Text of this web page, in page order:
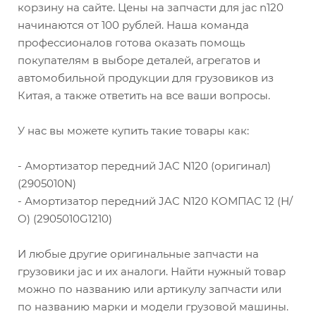
корзину на сайте. Цены на запчасти для jac n120
начинаются от 100 рублей. Наша команда
профессионалов готова оказать помощь
покупателям в выборе деталей, агрегатов и
автомобильной продукции для грузовиков из
Китая, а также ответить на все ваши вопросы.
У нас вы можете купить такие товары как:
- Амортизатор передний JAC N120 (оригинал)
(2905010N)
- Амортизатор передний JAC N120 КОМПАС 12 (Н/
О) (2905010G1210)
И любые другие оригинальные запчасти на
грузовики jac и их аналоги. Найти нужный товар
можно по названию или артикулу запчасти или
по названию марки и модели грузовой машины.